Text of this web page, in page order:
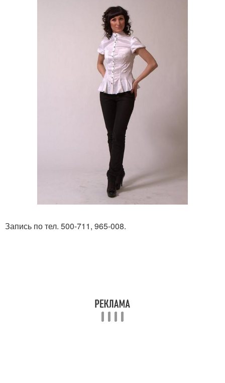
Запись по тел. 500-711, 965-008.